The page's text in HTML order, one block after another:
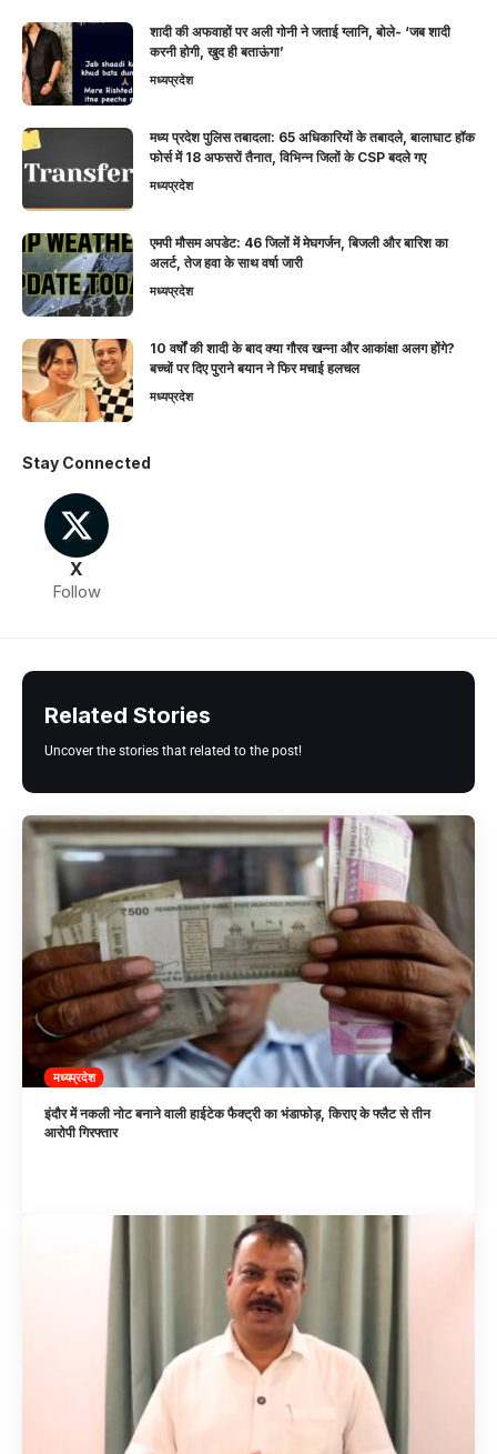
शादी की अफवाहों पर अली गोनी ने जताई ग्लानि, बोले- ‘जब शादी
करनी होगी, खुद ही बताऊंगा’
मध्यप्रदेश
मध्य प्रदेश पुलिस तबादला: 65 अधिकारियों के तबादले, बालाघाट हॉक
फोर्स में 18 अफसरों तैनात, विभिन्न जिलों के CSP बदले गए
मध्यप्रदेश
एमपी मौसम अपडेट: 46 जिलों में मेघगर्जन, बिजली और बारिश का
अलर्ट, तेज हवा के साथ वर्षा जारी
मध्यप्रदेश
10 वर्षों की शादी के बाद क्या गौरव खन्ना और आकांक्षा अलग होंगे?
बच्चों पर दिए पुराने बयान ने फिर मचाई हलचल
मध्यप्रदेश
Stay Connected
X
Follow
Related Stories
Uncover the stories that related to the post!
मध्यप्रदेश
इंदौर में नकली नोट बनाने वाली हाईटेक फैक्ट्री का भंडाफोड़, किराए के फ्लैट से तीन
आरोपी गिरफ्तार